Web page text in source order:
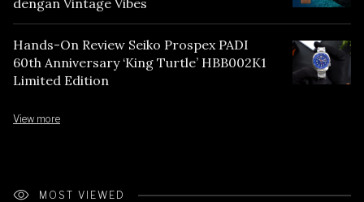
dengan Vintage Vibes
Hands-On Review Seiko Prospex PADI
60th Anniversary ‘King Turtle’ HBB002K1
Limited Edition
View more
MOST VIEWED